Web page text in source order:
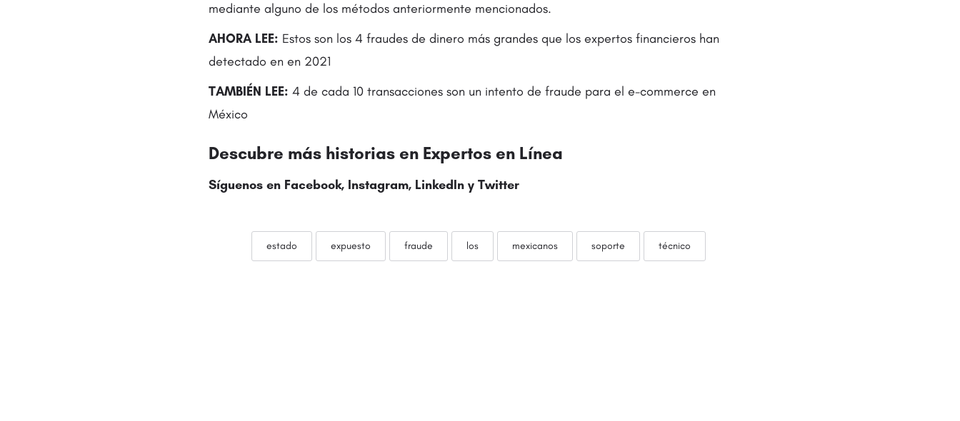
mediante alguno de los métodos anteriormente mencionados.
AHORA LEE: Estos son los 4 fraudes de dinero más grandes que los expertos financieros han
detectado en en 2021
TAMBIÉN LEE: 4 de cada 10 transacciones son un intento de fraude para el e-commerce en
México
Descubre más historias en Expertos en Línea
Síguenos en Facebook, Instagram, LinkedIn y Twitter
estado expuesto fraude los mexicanos soporte técnico